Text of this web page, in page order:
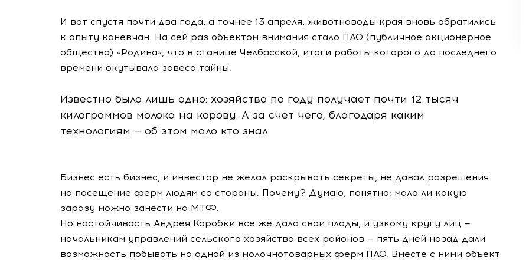
И вот спустя почти два года, а точнее 13 апреля, животноводы края вновь обратились
к опыту каневчан. На сей раз объектом внимания стало ПАО (публичное акционерное
общество) «Родина», что в станице Челбасской, итоги работы которого до последнего
времени окутывала завеса тайны.
Известно было лишь одно: хозяйство по году получает почти 12 тысяч
килограммов молока на корову. А за счет чего, благодаря каким
технологиям — об этом мало кто знал.
Бизнес есть бизнес, и инвестор не желал раскрывать секреты, не давал разрешения
на посещение ферм людям со стороны. Почему? Думаю, понятно: мало ли какую
заразу можно занести на МТФ.
Но настойчивость Андрея Коробки все же дала свои плоды, и узкому кругу лиц —
начальникам управлений сельского хозяйства всех районов — пять дней назад дали
возможность побывать на одной из молочнотоварных ферм ПАО. Вместе с ними объект